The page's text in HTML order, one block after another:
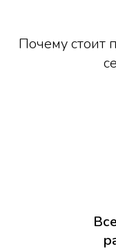
Почему стоит